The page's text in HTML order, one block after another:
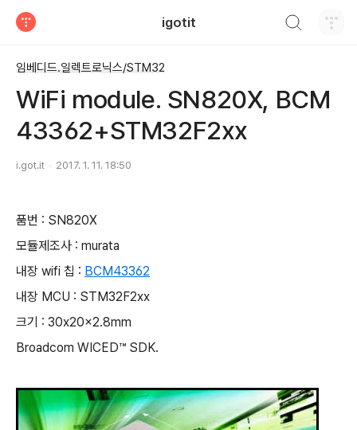
igotit
임베디드.일렉트로닉스/STM32
WiFi module. SN820X, BCM
43362+STM32F2xx
i.got.it 2017. 1. 11. 18:50
품번 : SN820X
모듈제조사 : murata
내장 wifi 칩 : BCM43362
내장 MCU : STM32F2xx
크기 : 30x20x2.8mm
Broadcom WICED™ SDK.